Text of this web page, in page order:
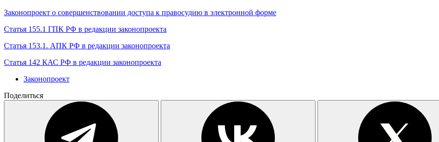
Законопроект о совершенствовании доступа к правосудию в электронной форме
Статья 155.1 ГПК РФ в редакции законопроекта
Статья 153.1. АПК РФ в редакции законопроекта
Статья 142 КАС РФ в редакции законопроекта
Законопроект
Поделиться